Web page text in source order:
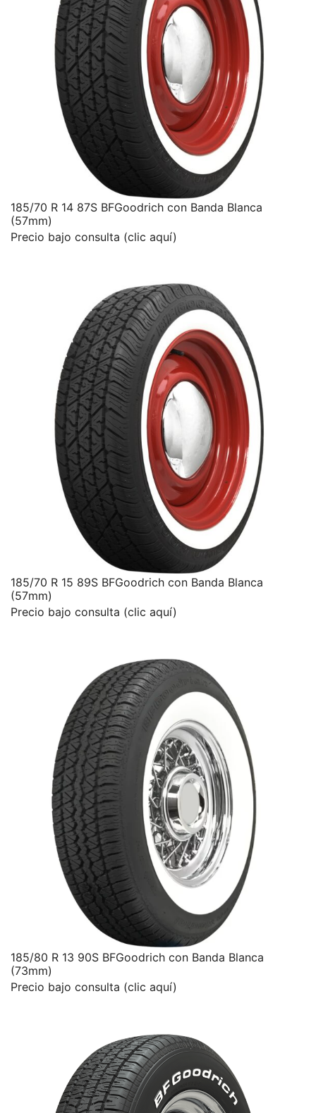
185/70 R 14 87S BFGoodrich con Banda Blanca
(57mm)
Precio bajo consulta (clic aquí)
185/70 R 15 89S BFGoodrich con Banda Blanca
(57mm)
Precio bajo consulta (clic aquí)
185/80 R 13 90S BFGoodrich con Banda Blanca
(73mm)
Precio bajo consulta (clic aquí)